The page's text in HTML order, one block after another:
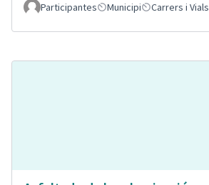
Participantes
Municipi Carrers i Vials